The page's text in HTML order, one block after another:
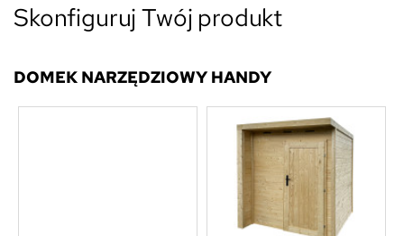
Skonfiguruj Twój produkt
DOMEK NARZĘDZIOWY HANDY